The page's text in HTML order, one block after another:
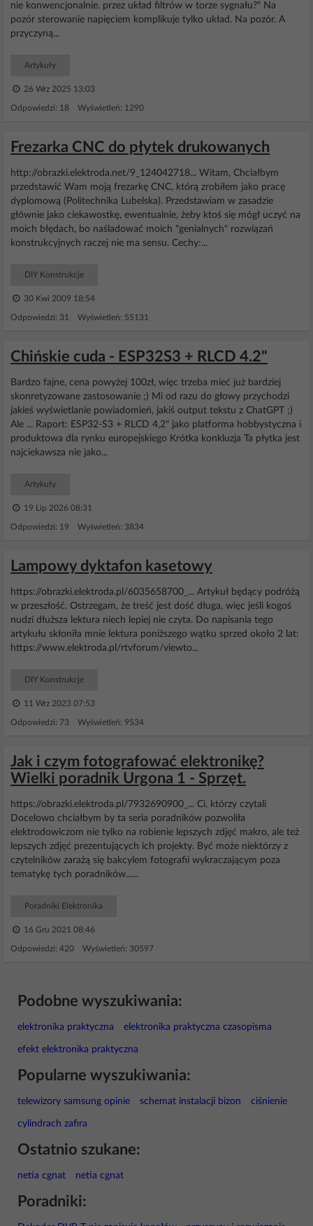
nie konwencjonalnie. przez układ filtrów w torze sygnału?" Na
pozór sterowanie napięciem komplikuje tylko układ. Na pozór. A
przyczyną...
Artykuły
26 Wrz 2025 13:03
Odpowiedzi: 18 Wyświetleń: 1290
Frezarka CNC do płytek drukowanych
http://obrazki.elektroda.net/9_124042718... Witam, Chciałbym
przedstawić Wam moją frezarkę CNC, którą zrobiłem jako pracę
dyplomową (Politechnika Lubelska). Przedstawiam w zasadzie
głównie jako ciekawostkę, ewentualnie, żeby ktoś się mógł uczyć na
moich błędach, bo naśladować moich "genialnych" rozwiązań
konstrukcyjnych raczej nie ma sensu. Cechy:...
DIY Konstrukcje
30 Kwi 2009 18:54
Odpowiedzi: 31 Wyświetleń: 55131
Chińskie cuda - ESP32S3 + RLCD 4.2"
Bardzo fajne, cena powyżej 100zł, więc trzeba mieć już bardziej
skonretyzowane zastosowanie ;) Mi od razu do głowy przychodzi
jakieś wyświetlanie powiadomień, jakiś output tekstu z ChatGPT ;)
Ale ... Raport: ESP32-S3 + RLCD 4,2" jako platforma hobbystyczna i
produktowa dla rynku europejskiego Krótka konkluzja Ta płytka jest
najciekawsza nie jako...
Artykuły
19 Lip 2026 08:31
Odpowiedzi: 19 Wyświetleń: 3834
Lampowy dyktafon kasetowy
https://obrazki.elektroda.pl/6035658700_... Artykuł będący podróżą
w przeszłość. Ostrzegam, że treść jest dość długa, więc jeśli kogoś
nudzi dłuższa lektura niech lepiej nie czyta. Do napisania tego
artykułu skłoniła mnie lektura poniższego wątku sprzed około 2 lat:
https://www.elektroda.pl/rtvforum/viewto...
DIY Konstrukcje
11 Wrz 2023 07:53
Odpowiedzi: 73 Wyświetleń: 9534
Jak i czym fotografować elektronikę?
Wielki poradnik Urgona 1 - Sprzęt.
https://obrazki.elektroda.pl/7932690900_... Ci, którzy czytali
Docelowo chciałbym by ta seria poradników pozwoliła
elektrodowiczom nie tylko na robienie lepszych zdjęć makro, ale też
lepszych zdjęć prezentujących ich projekty. Być może niektórzy z
czytelników zarażą się bakcylem fotografii wykraczającym poza
tematykę tych poradników......
Poradniki Elektronika
16 Gru 2021 08:46
Odpowiedzi: 420 Wyświetleń: 30597
Podobne wyszukiwania:
elektronika praktyczna elektronika praktyczna czasopisma
efekt elektronika praktyczna
Popularne wyszukiwania:
telewizory samsung opinie schemat instalacji bizon ciśnienie
cylindrach zafira
Ostatnio szukane:
netia cgnat netia cgnat
Poradniki: